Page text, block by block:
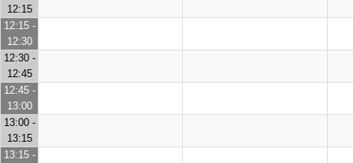
12:15
12:15 -
12:30
12:30 -
12:45
12:45 -
13:00
13:00 -
13:15
13:15 -